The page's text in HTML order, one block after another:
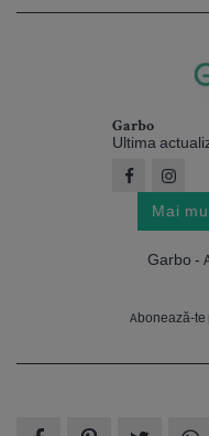
Garbo
Ultima
Mai
Garbo -
Abonează-te